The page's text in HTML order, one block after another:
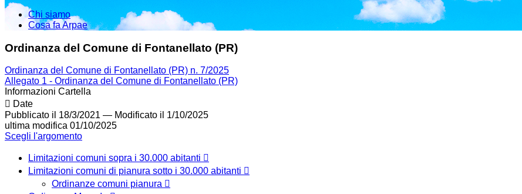
Chi siamo
Cosa fa Arpae
Ordinanza del Comune di Fontanellato (PR)
Ordinanza del Comune di Fontanellato (PR) n. 7/2025
Allegato 1 - Ordinanza del Comune di Fontanellato (PR)
Informazioni Cartella
Date
Pubblicato il 18/3/2021 — Modificato il 1/10/2025
ultima modifica 01/10/2025
Scegli l'argomento
Limitazioni comuni sopra i 30.000 abitanti
Limitazioni comuni di pianura sotto i 30.000 abitanti
Ordinanze comuni pianura